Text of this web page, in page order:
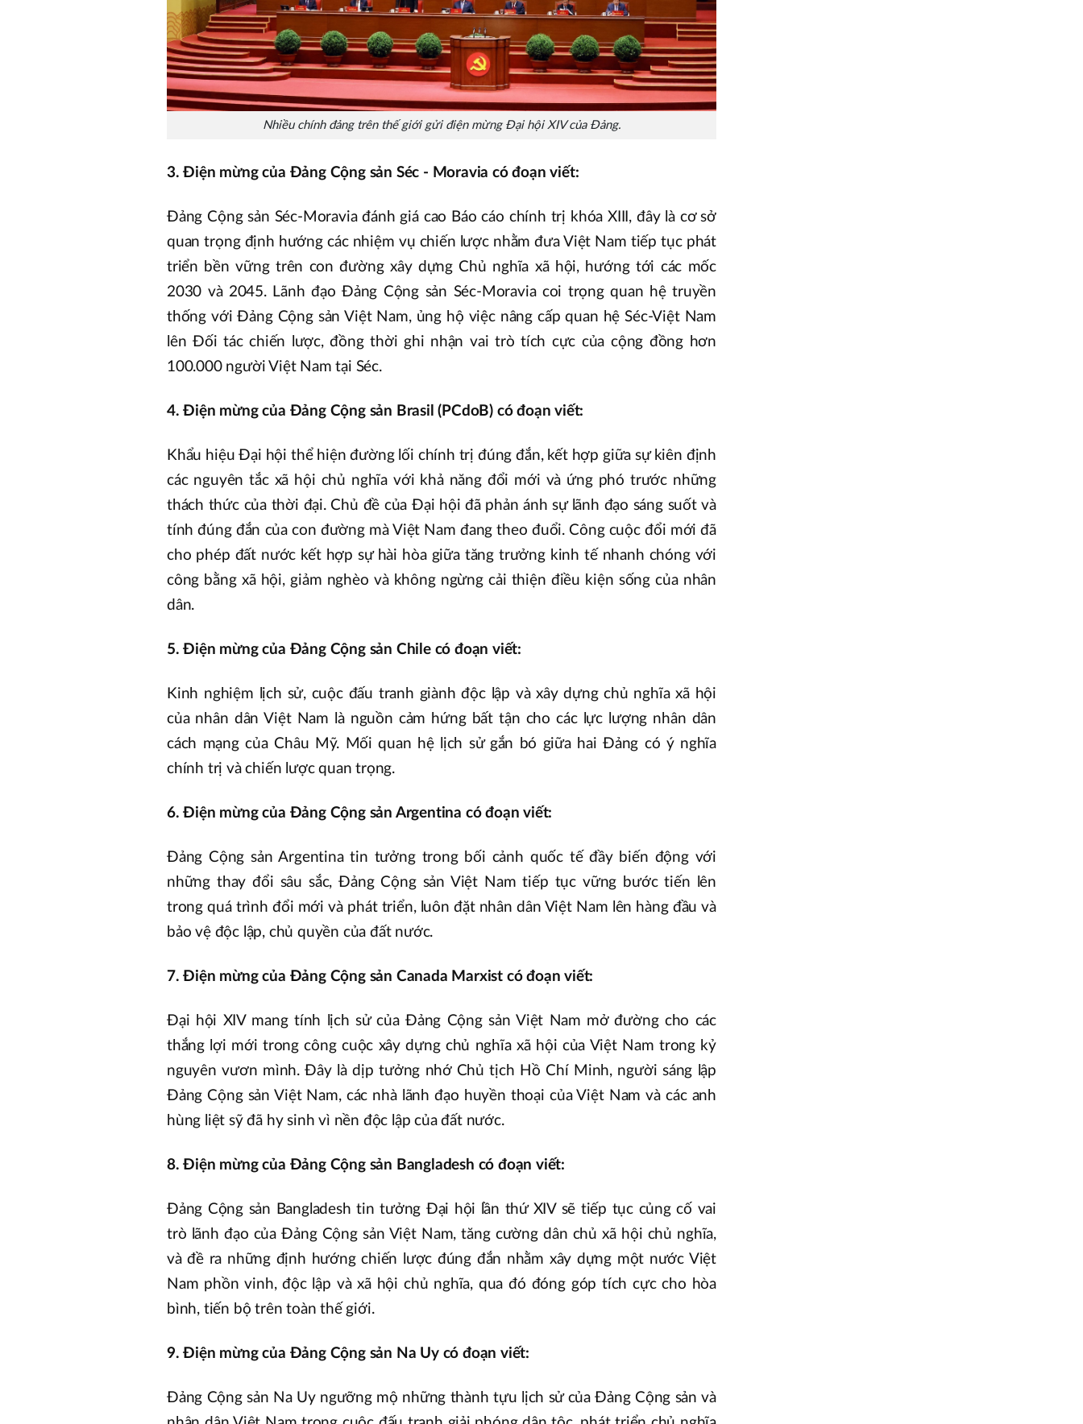
Nhiều chính đảng trên thế giới gửi điện mừng Đại hội XIV của Đảng.
3. Điện mừng của Đảng Cộng sản Séc - Moravia có đoạn viết:
Đảng Cộng sản Séc-Moravia đánh giá cao Báo cáo chính trị khóa XIII, đây là cơ sở
quan trọng định hướng các nhiệm vụ chiến lược nhằm đưa Việt Nam tiếp tục phát
triển bền vững trên con đường xây dựng Chủ nghĩa xã hội, hướng tới các mốc
2030 và 2045. Lãnh đạo Đảng Cộng sản Séc-Moravia coi trọng quan hệ truyền
thống với Đảng Cộng sản Việt Nam, ủng hộ việc nâng cấp quan hệ Séc-Việt Nam
lên Đối tác chiến lược, đồng thời ghi nhận vai trò tích cực của cộng đồng hơn
100.000 người Việt Nam tại Séc.
4. Điện mừng của Đảng Cộng sản Brasil (PCdoB) có đoạn viết:
Khẩu hiệu Đại hội thể hiện đường lối chính trị đúng đắn, kết hợp giữa sự kiên định
các nguyên tắc xã hội chủ nghĩa với khả năng đổi mới và ứng phó trước những
thách thức của thời đại. Chủ đề của Đại hội đã phản ánh sự lãnh đạo sáng suốt và
tính đúng đắn của con đường mà Việt Nam đang theo đuổi. Công cuộc đổi mới đã
cho phép đất nước kết hợp sự hài hòa giữa tăng trưởng kinh tế nhanh chóng với
công bằng xã hội, giảm nghèo và không ngừng cải thiện điều kiện sống của nhân
dân.
5. Điện mừng của Đảng Cộng sản Chile có đoạn viết:
Kinh nghiệm lịch sử, cuộc đấu tranh giành độc lập và xây dựng chủ nghĩa xã hội
của nhân dân Việt Nam là nguồn cảm hứng bất tận cho các lực lượng nhân dân
cách mạng của Châu Mỹ. Mối quan hệ lịch sử gắn bó giữa hai Đảng có ý nghĩa
chính trị và chiến lược quan trọng.
6. Điện mừng của Đảng Cộng sản Argentina có đoạn viết:
Đảng Cộng sản Argentina tin tưởng trong bối cảnh quốc tế đầy biến động với
những thay đổi sâu sắc, Đảng Cộng sản Việt Nam tiếp tục vững bước tiến lên
trong quá trình đổi mới và phát triển, luôn đặt nhân dân Việt Nam lên hàng đầu và
bảo vệ độc lập, chủ quyền của đất nước.
7. Điện mừng của Đảng Cộng sản Canada Marxist có đoạn viết:
Đại hội XIV mang tính lịch sử của Đảng Cộng sản Việt Nam mở đường cho các
thắng lợi mới trong công cuộc xây dựng chủ nghĩa xã hội của Việt Nam trong kỷ
nguyên vươn mình. Đây là dịp tưởng nhớ Chủ tịch Hồ Chí Minh, người sáng lập
Đảng Cộng sản Việt Nam, các nhà lãnh đạo huyền thoại của Việt Nam và các anh
hùng liệt sỹ đã hy sinh vì nền độc lập của đất nước.
8. Điện mừng của Đảng Cộng sản Bangladesh có đoạn viết:
Đảng Cộng sản Bangladesh tin tưởng Đại hội lần thứ XIV sẽ tiếp tục củng cố vai
trò lãnh đạo của Đảng Cộng sản Việt Nam, tăng cường dân chủ xã hội chủ nghĩa,
và đề ra những định hướng chiến lược đúng đắn nhằm xây dựng một nước Việt
Nam phồn vinh, độc lập và xã hội chủ nghĩa, qua đó đóng góp tích cực cho hòa
bình, tiến bộ trên toàn thế giới.
9. Điện mừng của Đảng Cộng sản Na Uy có đoạn viết:
Đảng Cộng sản Na Uy ngưỡng mộ những thành tựu lịch sử của Đảng Cộng sản và